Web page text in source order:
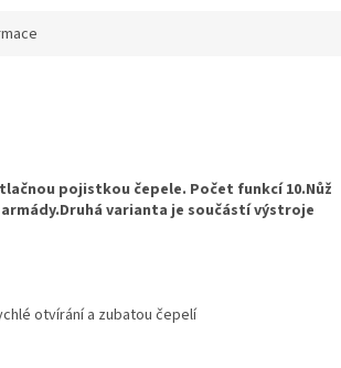
pojistkou čepele. Počet funkcí 10.Nůž
varianta je součástí výstroje
otvírání a zubatou čepelí